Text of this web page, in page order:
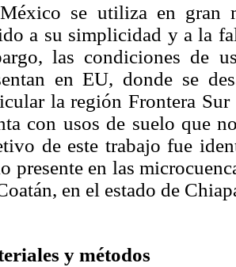
se utiliza en gran
a su simplicidad y a la
las condiciones de
en EU, donde se
la región Frontera
con usos de suelo que
de este trabajo fue
presente en las
en el estado de
y métodos